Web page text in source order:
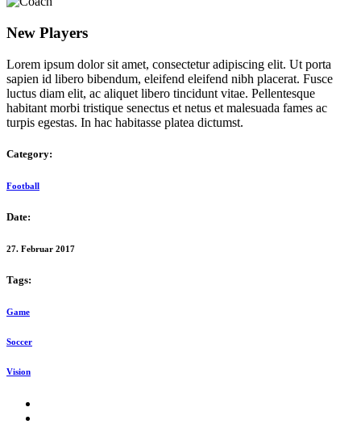
New Players
Lorem ipsum dolor sit amet, consectetur adipiscing elit. Ut porta
sapien id libero bibendum, eleifend eleifend nibh placerat. Fusce
luctus diam elit, ac aliquet libero tincidunt vitae. Pellentesque
habitant morbi tristique senectus et netus et malesuada fames ac
turpis egestas. In hac habitasse platea dictumst.
Category:
Football
Date:
27. Februar 2017
Tags:
Game
Soccer
Vision